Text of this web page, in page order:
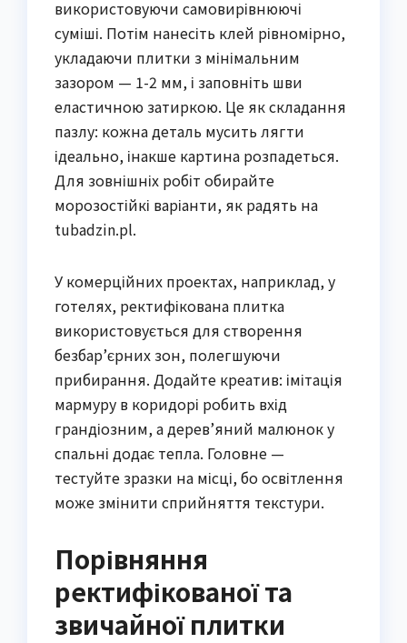
використовуючи самовирівнюючі
суміші. Потім нанесіть клей рівномірно,
укладаючи плитки з мінімальним
зазором — 1-2 мм, і заповніть шви
еластичною затиркою. Це як складання
пазлу: кожна деталь мусить лягти
ідеально, інакше картина розпадеться.
Для зовнішніх робіт обирайте
морозостійкі варіанти, як радять на
tubadzin.pl.
У комерційних проектах, наприклад, у
готелях, ректифікована плитка
використовується для створення
безбар’єрних зон, полегшуючи
прибирання. Додайте креатив: імітація
мармуру в коридорі робить вхід
грандіозним, а дерев’яний малюнок у
спальні додає тепла. Головне —
тестуйте зразки на місці, бо освітлення
може змінити сприйняття текстури.
Порівняння
ректифікованої та
звичайної плитки